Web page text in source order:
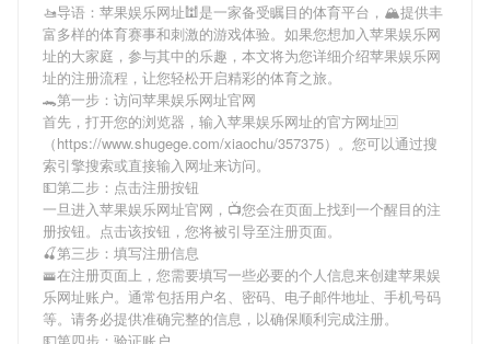
🚤导语： 苹果娱乐网址🕍是一家备受瞩目的体育平台，🏔提供丰
富多样的体育赛事和刺激的游戏体验。如果您想加入苹果娱乐网
址的大家庭，参与其中的乐趣，本文将为您详细介绍苹果娱乐网
址的注册流程，让您轻松开启精彩的体育之旅。
🐊第一步：访问苹果娱乐网址官网
首先，打开您的浏览器，输入苹果娱乐网址的官方网址🈁
（https://www.shugege.com/xiaochu/357375）。您可以通过搜
索引擎搜索或直接输入网址来访问。
💵第二步：点击注册按钮
一旦进入苹果娱乐网址官网，📺您会在页面上找到一个醒目的注
册按钮。点击该按钮，您将被引导至注册页面。
🍒第三步：填写注册信息
🚟在注册页面上，您需要填写一些必要的个人信息来创建苹果娱
乐网址账户。通常包括用户名、密码、电子邮件地址、手机号码
等。请务必提供准确完整的信息，以确保顺利完成注册。